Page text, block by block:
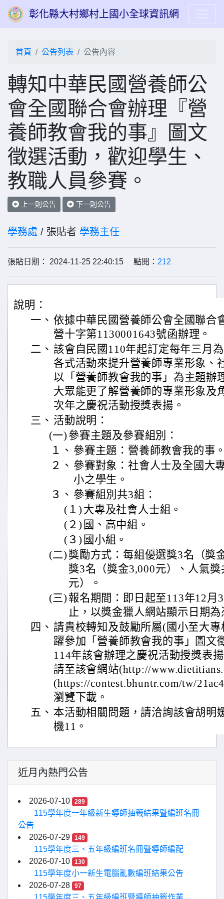
彰化縣大村鄉村上國小全球資訊網
首頁 公告列表 公告內容
轉知中華民國營養師公
會全國聯合會辦理『營
養師教會我的事』圖文
徵選活動，歡迎學生、
教職人員參賽。
上一則公告 下一則公告
學務處 / 張貼者 學務主任
張貼日期： 2024-11-25 22:40:15 點閱： 212
說明：
一、 依據中華民國營養師公會全國聯合
營十字第1130001643號函辦理。
二、 該會自民國110年起訂定每年三月
各式活動來提升營養師專業形象、
以「營養師教會我的事」為主題辦
大眾能更了解營養師的專業形象及
次年之慶祝活動授獎表揚。
三、 活動說明：
(一) 參賽主題及參賽組別：
１、 參賽主題：營養師教會我的事
２、 參賽對象：社會人士及全國大
小之學生。
３、 參賽組別共3組：
(１) 大專及社會人士組。
(２) 國、高中組。
(３) 國小組。
(二) 獎勵方式：每組優選獎3名（獎
獎3名（獎金3,000元）、人氣
元）。
(三) 報名期間：即日起至113年12月
止，以獎金獵人網站顯示日期
四、 請貴校轉知及鼓勵所屬(國小至大
躍參加「營養師教會我的事」圖文
114年該會辦理之慶祝活動授獎表
請至該會網站(http://
(https://contest.bhuntr.com/tw/
瀏覽下載。
五、 本活動相關問題，請洽詢該會胡明
機11。
近月內熱門公告
2026-07-10 289
115學年度一年級新生導師抽籤結果暨編班名冊
公告
2026-07-29
149
115學年度三、五年級編班名冊暨導師編配
2026-07-10
130
115學年度小一新生電腦亂數編班結果公告
2026-07-28
97
115學年度三、五年級編班暨導師抽籤作業